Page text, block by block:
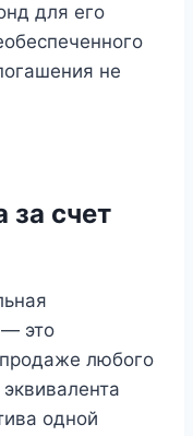
для его
не
за счет
— это
любого
одной